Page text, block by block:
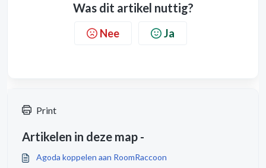
Was dit artikel nuttig?
Nee Ja
Print
Artikelen in deze map -
Agoda koppelen aan RoomRaccoon